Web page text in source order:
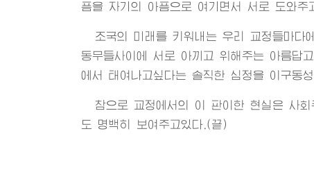
픔을 자기의 아픔으로 여기면서 서로 도와주
조국의 미래를 키워내는 우리 교정들마
동무들사이에 서로 아끼고 위해주는 아름답
에서 태여나고싶다는 솔직한 심정을 이구동
참으로 교정에서의 이 판이한 현실은 사
도 명백히 보여주고있다.(끝)